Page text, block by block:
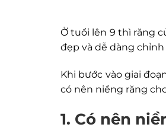
Ở tuổi lên 9 thì răng
đẹp và dễ dàng
Khi bước vào giai
có nên niềng răng
1. Có nên